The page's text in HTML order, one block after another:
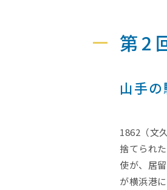
第2
山手
1862（文
捨てられ
使が、居
が横浜港